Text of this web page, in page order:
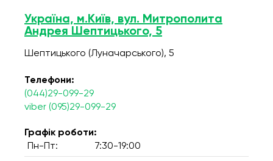
Україна, м.Київ, вул. Митрополита
Андрея Шептицького, 5
Шептицького (Луначарського), 5
Телефони:
(044)29-099-29
viber (095)29-099-29
Графік роботи:
Пн-Пт:
7:30-19:00